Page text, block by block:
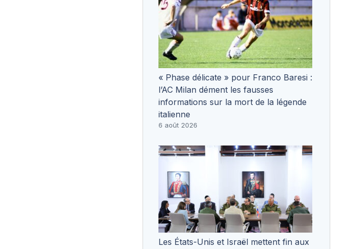
« Phase délicate » pour Franco Baresi :
l’AC Milan dément les fausses
informations sur la mort de la légende
italienne
6 août 2026
Les États-Unis et Israël mettent fin aux